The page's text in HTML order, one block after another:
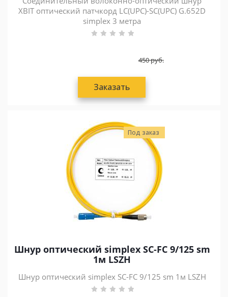
XBIT оптический патчкорд LC(UPC)-SC(UPC) G.652D
simplex 3 метра
450руб.
Заказать
Под заказ
Шнур оптический simplex SC-FC 9/125 sm
1м LSZH
Шнур оптический simplex SC-FC 9/125 sm 1м LSZH